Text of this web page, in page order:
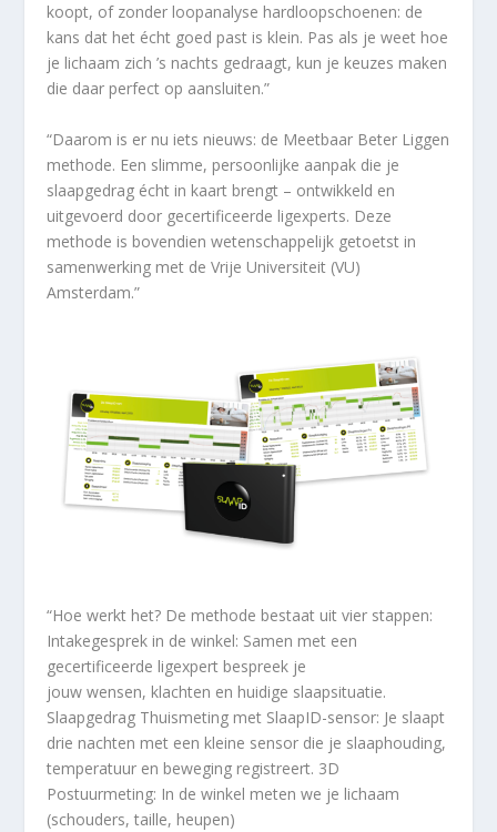
koopt, of zonder loopanalyse hardloopschoenen: de
kans dat het écht goed past is klein. Pas als je weet hoe
je lichaam zich ’s nachts gedraagt, kun je keuzes maken
die daar perfect op aansluiten.”
“Daarom is er nu iets nieuws: de Meetbaar Beter Liggen
methode. Een slimme, persoonlijke aanpak die je
slaapgedrag écht in kaart brengt – ontwikkeld en
uitgevoerd door gecertificeerde ligexperts. Deze
methode is bovendien wetenschappelijk getoetst in
samenwerking met de Vrije Universiteit (VU)
Amsterdam.”
“Hoe werkt het? De methode bestaat uit vier stappen:
Intakegesprek in de winkel: Samen met een
gecertificeerde ligexpert bespreek je
jouw wensen, klachten en huidige slaapsituatie.
Slaapgedrag Thuismeting met SlaapID-sensor: Je slaapt
drie nachten met een kleine sensor die je slaaphouding,
temperatuur en beweging registreert. 3D
Postuurmeting: In de winkel meten we je lichaam
(schouders, taille, heupen)